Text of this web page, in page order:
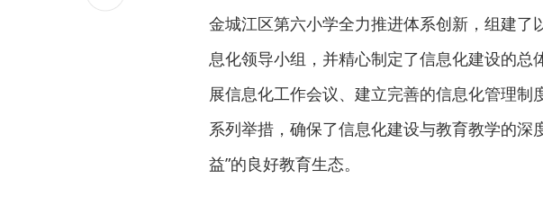
金城江区第六小学全力推进体系创新，组建了
息化领导小组，并精心制定了信息化建设的总
展信息化工作会议、建立完善的信息化管理
系列举措，确保了信息化建设与教育教学的深
益”的良好教育生态。